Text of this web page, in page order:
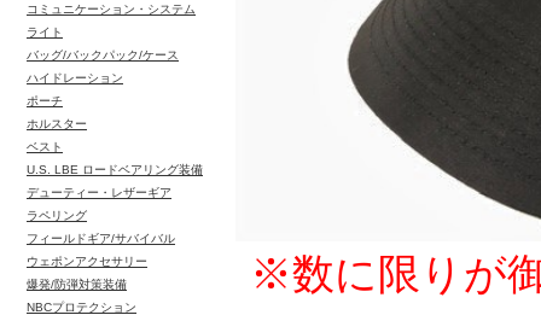
※数に限りが
コミュニケーション・システム
ライト
バッグ/バックパック/ケース
ハイドレーション
ポーチ
ホルスター
ベスト
U.S. LBE ロードベアリング装備
デューティー・レザーギア
ラペリング
フィールドギア/サバイバル
ウェポンアクセサリー
爆発/防弾対策装備
NBCプロテクション